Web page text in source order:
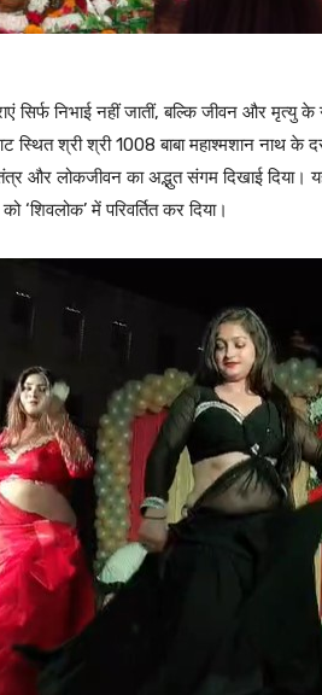
सिर्फ निभाई नहीं जातीं, बल्कि जीवन और मृत्यु
स्थित श्री श्री 1008 बाबा महाश्मशान नाथ
और लोकजीवन का अद्भुत संगम दिखाई दिया।
‘शिवलोक’ में परिवर्तित कर दिया।